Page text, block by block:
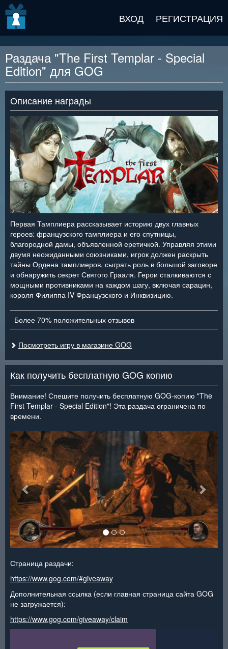
ВХОД РЕГИСТРАЦИЯ
Раздача "The First Templar - Special
Edition" для GOG
Описание награды
Первая Тамплиера рассказывает историю двух главных
героев: французского тамплиера и его спутницы,
благородной дамы, объявленной еретичкой. Управляя этими
двумя неожиданными союзниками, игрок должен раскрыть
тайны Ордена тамплиеров, сыграть роль в большой заговоре
и обнаружить секрет Святого Грааля. Герои сталкиваются с
мощными противниками на каждом шагу, включая сарацин,
короля Филиппа IV Французского и Инквизицию.
Более 70% положительных отзывов
Посмотреть игру в магазине GOG
Как получить бесплатную GOG копию
Внимание! Спешите получить бесплатную GOG-копию "The
First Templar - Special Edition"! Эта раздача ограничена по
времени.
< >
Страница раздачи:
https://www.gog.com/#giveaway
Дополнительная ссылка (если главная страница сайта GOG
не загружается):
https://www.gog.com/giveaway/claim